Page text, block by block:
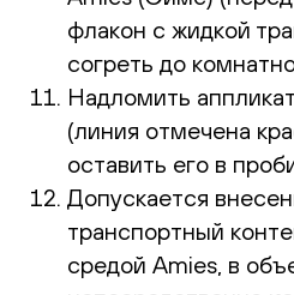
флакон с жидкой
согреть до
Надломить
(линия отмечена
оставить его в
Допускается
транспортный
средой Amies, в